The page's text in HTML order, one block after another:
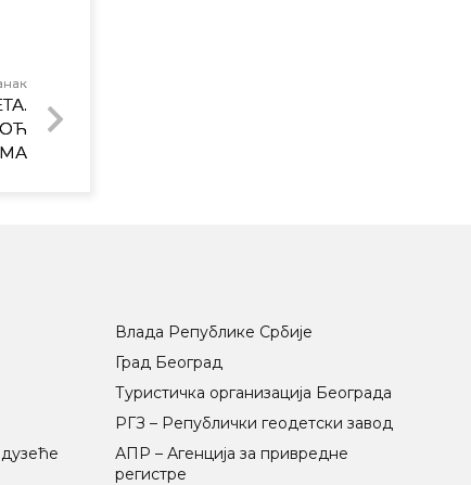
Влада Републике Србије
Град Београд
Туристичка организација Београда
РГЗ – Републички геодетски завод
АПР – Агенција за привредне
регистре